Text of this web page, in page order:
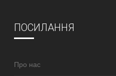
ПОСИЛАННЯ
Про нас